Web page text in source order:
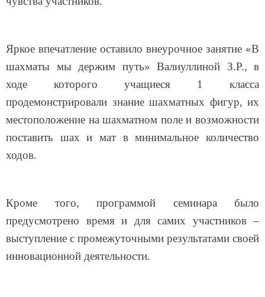
Яркое впечатление оставило внеурочное занятие «В
шахматы мы держим путь» Валиуллиной З.Р., в
ходе которого учащиеся 1 класса
продемонстрировали знание шахматных фигур, их
местоположение на шахматном поле и возможности
поставить шах и мат в минимальное количество
ходов.
Кроме того, программой семинара было
предусмотрено время и для самих участников –
выступление с промежуточными результатами своей
инновационной деятельности.